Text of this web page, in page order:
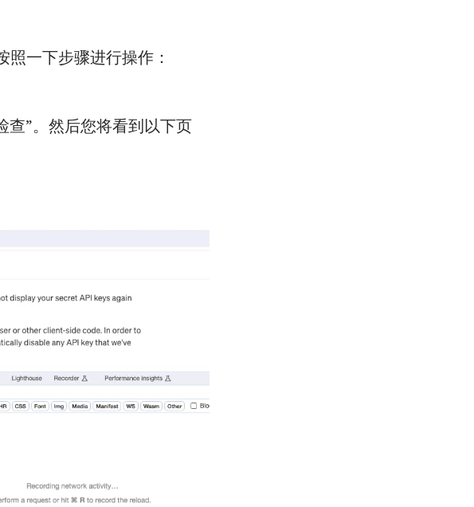
一下步骤进行操作：
查”。然后您将看到以下页